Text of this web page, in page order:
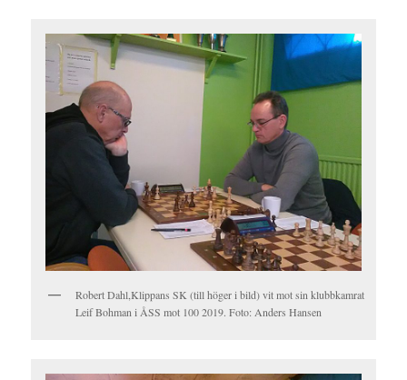
Robert Dahl,Klippans SK (till höger i bild) vit mot sin klubbkamrat
Leif Bohman i ÅSS mot 100 2019. Foto: Anders Hansen